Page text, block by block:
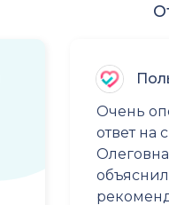
Очень
ответ на